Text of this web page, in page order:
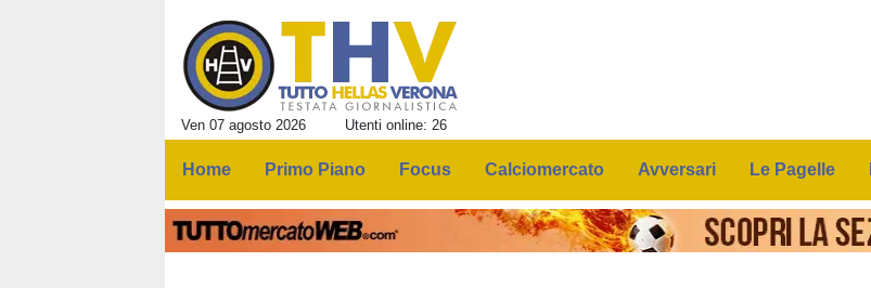
Ven 07 agosto 2026 Utenti online: 26
Home Primo Piano Focus Calciomercato Avversari Le Pagelle